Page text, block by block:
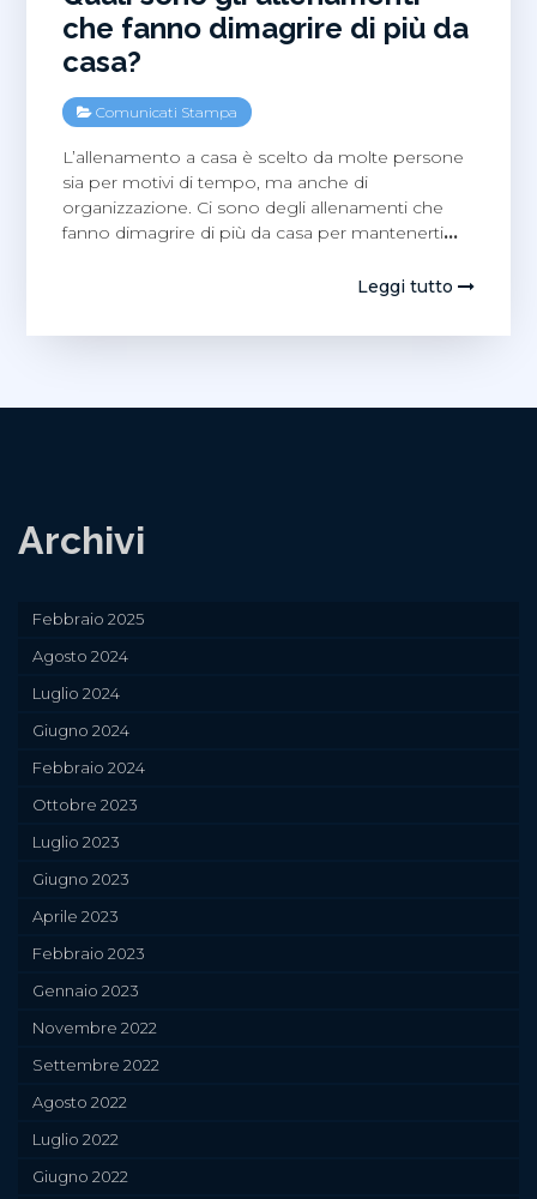
che fanno dimagrire di più da
casa?
Comunicati Stampa
L’allenamento a casa è scelto da molte persone
sia per motivi di tempo, ma anche di
organizzazione. Ci sono degli allenamenti che
fanno dimagrire di più da casa per mantenerti…
Leggi tutto
Archivi
Febbraio 2025
Agosto 2024
Luglio 2024
Giugno 2024
Febbraio 2024
Ottobre 2023
Luglio 2023
Giugno 2023
Aprile 2023
Febbraio 2023
Gennaio 2023
Novembre 2022
Settembre 2022
Agosto 2022
Luglio 2022
Giugno 2022